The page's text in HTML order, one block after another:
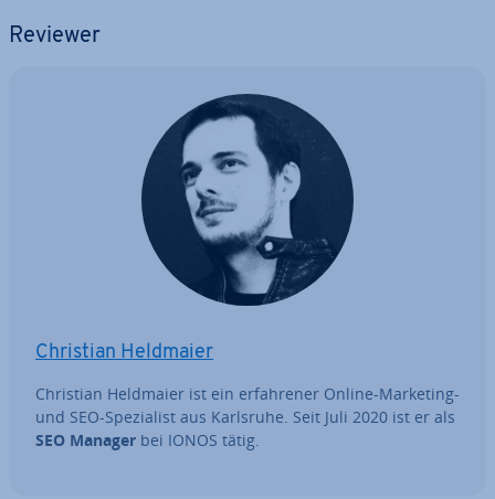
Reviewer
Christian Heldmaier
Christian Heldmaier ist ein er­fah­re­ner Online-Marketing-
und SEO-Spe­zia­list aus Karlsruhe. Seit Juli 2020 ist er als
SEO Manager bei IONOS tätig.